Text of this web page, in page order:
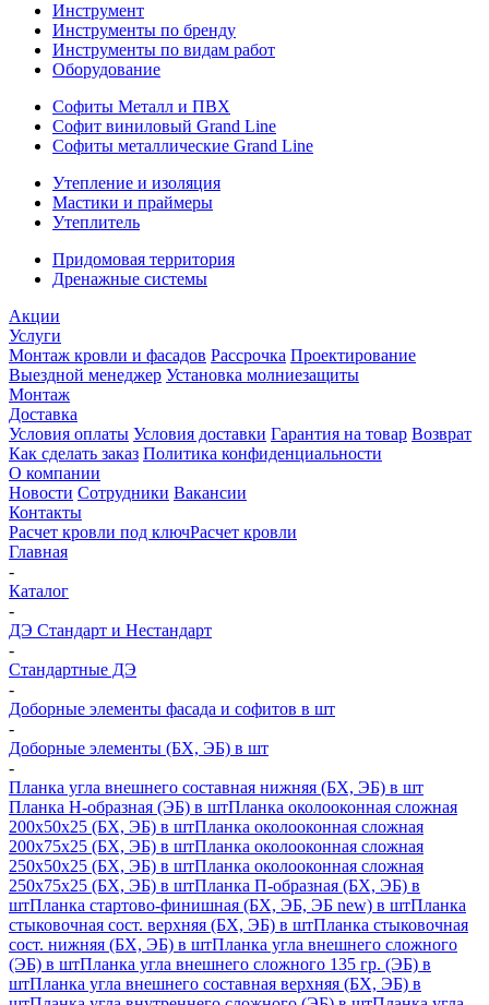
Инструмент
Инструменты по бренду
Инструменты по видам работ
Оборудование
Софиты Металл и ПВХ
Софит виниловый Grand Line
Софиты металлические Grand Line
Утепление и изоляция
Мастики и праймеры
Утеплитель
Придомовая территория
Дренажные системы
Акции
Услуги
Монтаж кровли и фасадов Рассрочка Проектирование
Выездной менеджер Установка молниезащиты
Монтаж
Доставка
Условия оплаты Условия доставки Гарантия на товар Возврат
Как сделать заказ Политика конфиденциальности
О компании
Новости Сотрудники Вакансии
Контакты
Расчет кровли под ключРасчет кровли
Главная
-
Каталог
-
ДЭ Стандарт и Нестандарт
-
Стандартные ДЭ
-
Доборные элементы фасада и софитов в шт
-
Доборные элементы (БХ, ЭБ) в шт
-
Планка угла внешнего составная нижняя (БХ, ЭБ) в шт
Планка H-образная (ЭБ) в штПланка околооконная сложная
200х50х25 (БХ, ЭБ) в штПланка околооконная сложная
200х75х25 (БХ, ЭБ) в штПланка околооконная сложная
250х50х25 (БХ, ЭБ) в штПланка околооконная сложная
250х75х25 (БХ, ЭБ) в штПланка П-образная (БХ, ЭБ) в
штПланка стартово-финишная (БХ, ЭБ, ЭБ new) в штПланка
стыковочная сост. верхняя (БХ, ЭБ) в штПланка стыковочная
сост. нижняя (БХ, ЭБ) в штПланка угла внешнего сложного
(ЭБ) в штПланка угла внешнего сложного 135 гр. (ЭБ) в
штПланка угла внешнего составная верхняя (БХ, ЭБ) в